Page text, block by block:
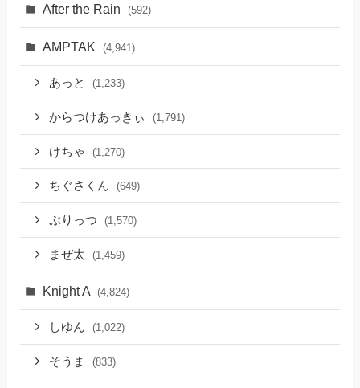
After the Rain (592)
AMPTAK (4,941)
あっと (1,233)
からつけあっきぃ (1,791)
けちゃ (1,270)
ちぐさくん (649)
ぷりっつ (1,570)
まぜ太 (1,459)
Knight A (4,824)
しゆん (1,022)
そうま (833)